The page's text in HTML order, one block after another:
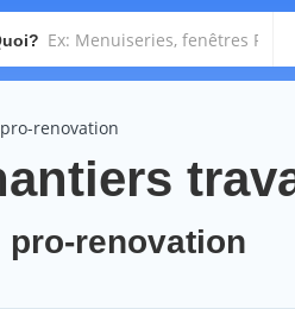
renovation
renovation